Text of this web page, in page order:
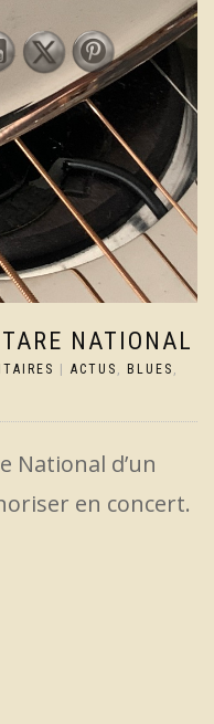
NATIONAL
| ACTUS BLUES
National d’un
en concert.